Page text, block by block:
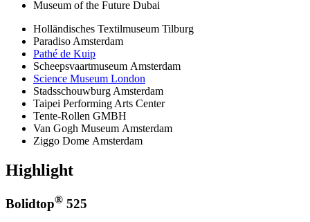
Museum of the Future Dubai
Holländisches Textilmuseum Tilburg
Paradiso Amsterdam
Pathé de Kuip
Scheepsvaartmuseum Amsterdam
Science Museum London
Stadsschouwburg Amsterdam
Taipei Performing Arts Center
Tente-Rollen GMBH
Van Gogh Museum Amsterdam
Ziggo Dome Amsterdam
Highlight
Bolidtop® 525